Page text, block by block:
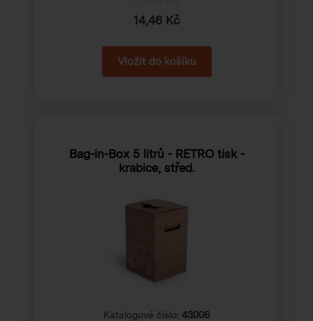
14,46 Kč
Bag-in-Box 5 litrů - RETRO tisk -
krabice, střed.
Katalogové číslo: 43006